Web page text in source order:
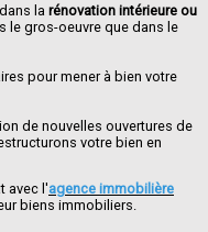
la rénovation intérieure ou
le gros-oeuvre que dans le
pour mener à bien votre
de nouvelles ouvertures de
votre bien en
avec l'agence immobilière
biens immobiliers.